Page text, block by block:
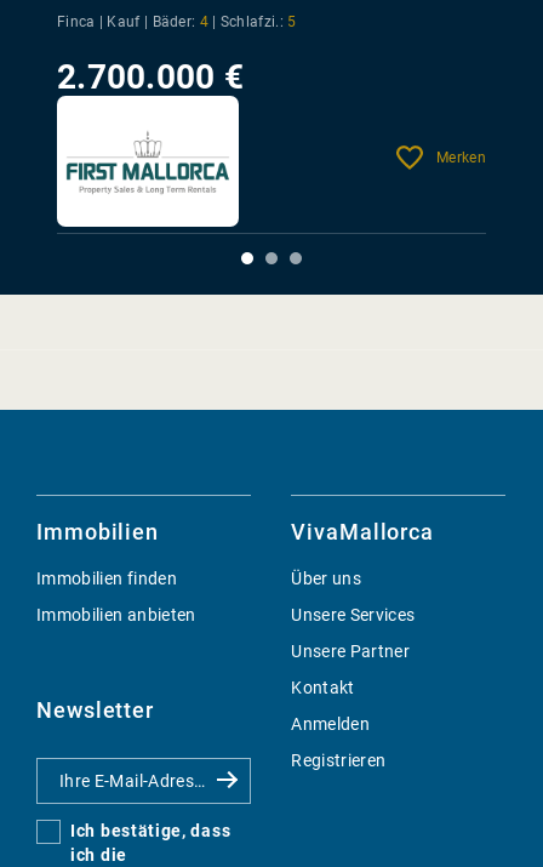
Finca | Kauf | Bäder: 4 Schlafzi.: 5
2.700.000 €
Merken
Immobilien
Immobilien finden
Immobilien anbieten
Newsletter
Ich bestätige, dass
ich die
VivaMallorca
Über uns
Unsere Services
Unsere Partner
Kontakt
Anmelden
Registrieren